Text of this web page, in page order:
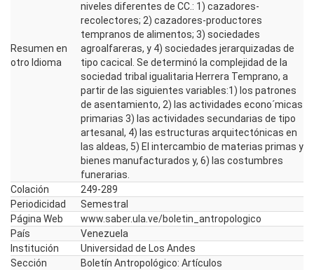
Resumen en
otro Idioma
niveles diferentes de CC.: 1) cazadores-
recolectores; 2) cazadores-productores
tempranos de alimentos; 3) sociedades
agroalfareras, y 4) sociedades jerarquizadas de
tipo cacical. Se determinó la complejidad de la
sociedad tribal igualitaria Herrera Temprano, a
partir de las siguientes variables:1) los patrones
de asentamiento, 2) las actividades econo´micas
primarias 3) las actividades secundarias de tipo
artesanal, 4) las estructuras arquitectónicas en
las aldeas, 5) El intercambio de materias primas y
bienes manufacturados y, 6) las costumbres
funerarias.
Colación
249-289
Periodicidad
Semestral
Página Web
www.saber.ula.ve/boletin_antropologico
País
Venezuela
Institución
Universidad de Los Andes
Sección
Boletín Antropológico: Artículos